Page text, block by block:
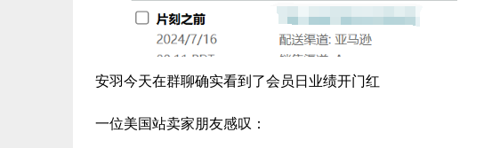
安羽今天在群聊确实看到了会员日业绩开门红
一位美国站卖家朋友感叹：